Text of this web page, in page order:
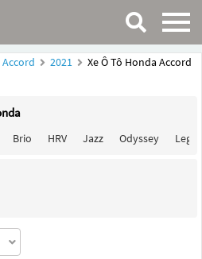
Accord 2021
Xe Ô Tô Honda Accord
Brio HRV Jazz Odyssey